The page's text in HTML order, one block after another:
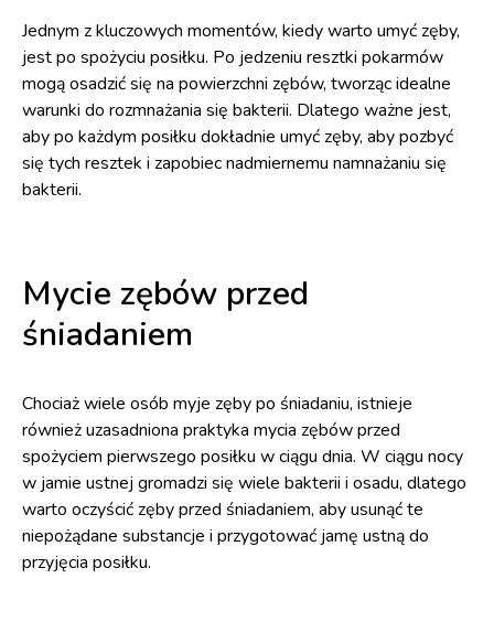
Jednym z kluczowych momentów, kiedy warto umyć zęby,
jest po spożyciu posiłku. Po jedzeniu resztki pokarmów
mogą osadzić się na powierzchni zębów, tworząc idealne
warunki do rozmnażania się bakterii. Dlatego ważne jest,
aby po każdym posiłku dokładnie umyć zęby, aby pozbyć
się tych resztek i zapobiec nadmiernemu namnażaniu się
bakterii.
Mycie zębów przed
śniadaniem
Chociaż wiele osób myje zęby po śniadaniu, istnieje
również uzasadniona praktyka mycia zębów przed
spożyciem pierwszego posiłku w ciągu dnia. W ciągu nocy
w jamie ustnej gromadzi się wiele bakterii i osadu, dlatego
warto oczyścić zęby przed śniadaniem, aby usunąć te
niepożądane substancje i przygotować jamę ustną do
przyjęcia posiłku.